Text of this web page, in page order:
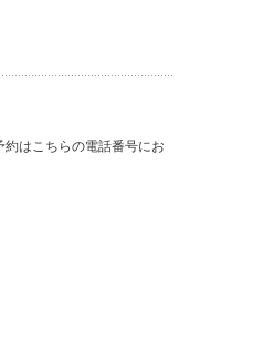
はこちらの電話番号にお